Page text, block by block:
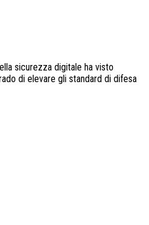
sicurezza digitale ha visto
di elevare gli standard di difesa